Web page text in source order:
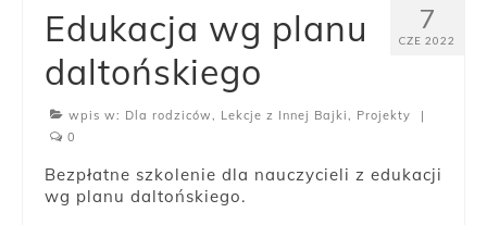
7
CZE 2022
Edukacja wg planu
daltońskiego
wpis w: Dla rodziców Lekcje z Innej Bajki Projekty
|
0
Bezpłatne szkolenie dla nauczycieli z edukacji
wg planu daltońskiego.